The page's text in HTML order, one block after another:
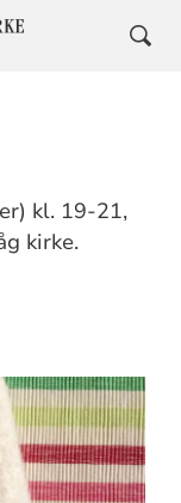
kl. 19-21,
kirke.